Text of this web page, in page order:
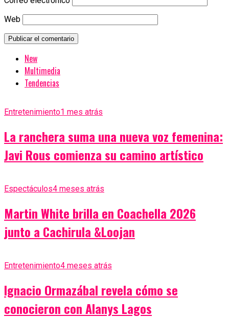
Web
New
Multimedia
Tendencias
Entretenimiento1 mes atrás
La ranchera suma una nueva voz femenina:
Javi Rous comienza su camino artístico
Espectáculos4 meses atrás
Martin White brilla en Coachella 2026
junto a Cachirula &Loojan
Entretenimiento4 meses atrás
Ignacio Ormazábal revela cómo se
conocieron con Alanys Lagos